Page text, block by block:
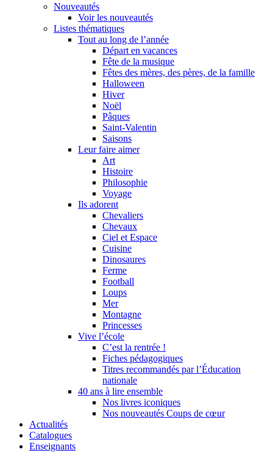
Nouveautés
Voir les nouveautés
Listes thématiques
Tout au long de l’année
Départ en vacances
Fête de la musique
Fêtes des mères, des pères, de la famille
Halloween
Hiver
Noël
Pâques
Saint-Valentin
Saisons
Leur faire aimer
Art
Histoire
Philosophie
Voyage
Ils adorent
Chevaliers
Chevaux
Ciel et Espace
Cuisine
Dinosaures
Ferme
Football
Loups
Mer
Montagne
Princesses
Vive l’école
C’est la rentrée !
Fiches pédagogiques
Titres recommandés par l’Éducation
nationale
40 ans à lire ensemble
Nos livres iconiques
Nos nouveautés Coups de cœur
Actualités
Catalogues
Enseignants